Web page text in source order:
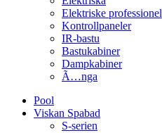
Elektriske professionel
Kontrollpaneler
IR-bastu
Bastukabiner
Dampkabiner
Ã…nga
Pool
Viskan Spabad
S-serien